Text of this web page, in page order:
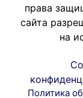
права
сайта
на
Политика